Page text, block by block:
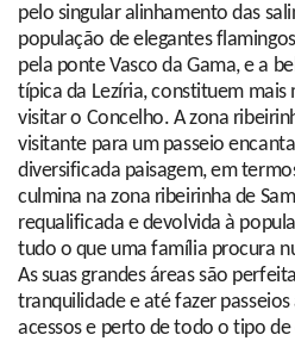
pelo singular alinhamento das
população de elegantes
pela ponte Vasco da Gama, e a
típica da Lezíria, constituem mais
visitar o Concelho. A zona
visitante para um passeio
diversificada paisagem, em
culmina na zona ribeirinha de
requalificada e devolvida à
tudo o que uma família procura
As suas grandes áreas são
tranquilidade e até fazer
acessos e perto de todo o tipo